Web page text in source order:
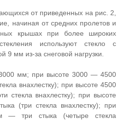
от приведенных на рис. 2,
начиная от средних пролетов и
крышах при более широких
используют стекло с
9 мм из-за снеговой нагрузки.
мм; при высоте 3000 — 4500
внахлестку); при высоте 4500
внахлестку); при высоте
(три стекла внахлестку); при
три стыка (четыре стекла